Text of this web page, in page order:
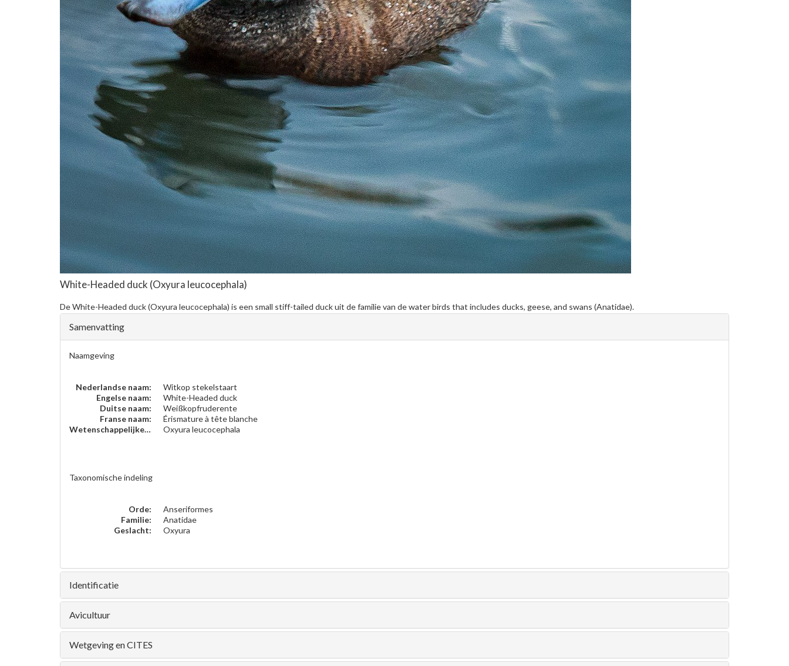
White-Headed duck (Oxyura leucocephala)
DeWhite-Headed duck(Oxyura leucocephala) is een small stiff-tailed duck uit de familie van de water birds that includes ducks, geese, and swans (Anatidae).
Samenvatting
Naamgeving
Nederlandse naam:
Witkop stekelstaart
Engelse naam:
White-Headed duck
Duitse naam:
Weißkopfruderente
Franse naam:
Érismature à tête blanche
Wetenschappelijke naam:
Oxyura leucocephala
Taxonomische indeling
Orde:
Anseriformes
Familie:
Anatidae
Geslacht:
Oxyura
Identificatie
Avicultuur
Wetgeving en CITES